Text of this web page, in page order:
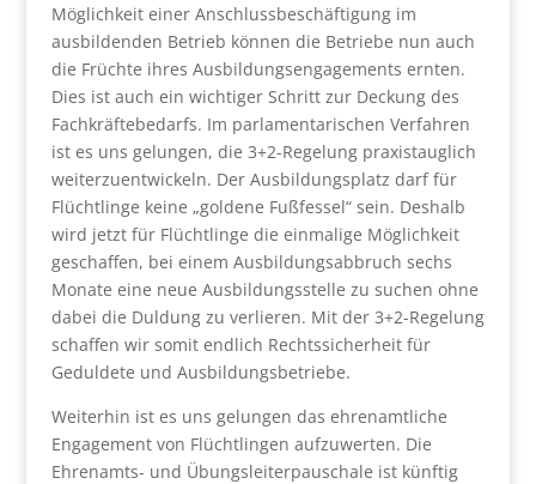
Möglichkeit einer Anschlussbeschäftigung im
ausbildenden Betrieb können die Betriebe nun auch
die Früchte ihres Ausbildungsengagements ernten.
Dies ist auch ein wichtiger Schritt zur Deckung des
Fachkräftebedarfs. Im parlamentarischen Verfahren
ist es uns gelungen, die 3+2-Regelung praxistauglich
weiterzuentwickeln. Der Ausbildungsplatz darf für
Flüchtlinge keine „goldene Fußfessel“ sein. Deshalb
wird jetzt für Flüchtlinge die einmalige Möglichkeit
geschaffen, bei einem Ausbildungsabbruch sechs
Monate eine neue Ausbildungsstelle zu suchen ohne
dabei die Duldung zu verlieren. Mit der 3+2-Regelung
schaffen wir somit endlich Rechtssicherheit für
Geduldete und Ausbildungsbetriebe.
Weiterhin ist es uns gelungen das ehrenamtliche
Engagement von Flüchtlingen aufzuwerten. Die
Ehrenamts- und Übungsleiterpauschale ist künftig